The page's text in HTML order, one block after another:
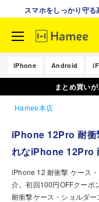
コ
テ
スマホをしっかり守
iPhone Android
まとめ買い
Hamee本店
iPhone 12Pro 耐衝
れなiPhone 12Pro
iPhone 12 耐衝撃 ケース
介。初回100円OFFクーポ
耐衝撃ケース・ショルダ